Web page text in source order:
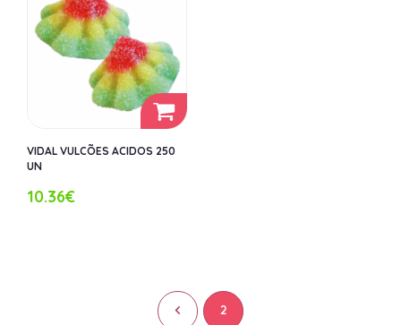
VIDAL VULCÕES ACIDOS 250
UN
10.36€
< 2